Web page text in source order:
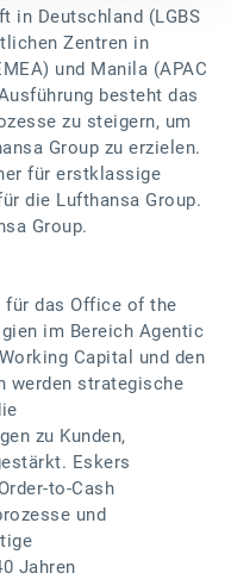
in Deutschland (LGBS
Zentren in
und Manila (APAC
besteht das
zu steigern, um
Group zu erzielen.
für erstklassige
die Lufthansa Group.
Group.
für das Office of the
im Bereich Agentic
Capital und den
werden strategische
zu Kunden,
Eskers
to-Cash
und
Jahren